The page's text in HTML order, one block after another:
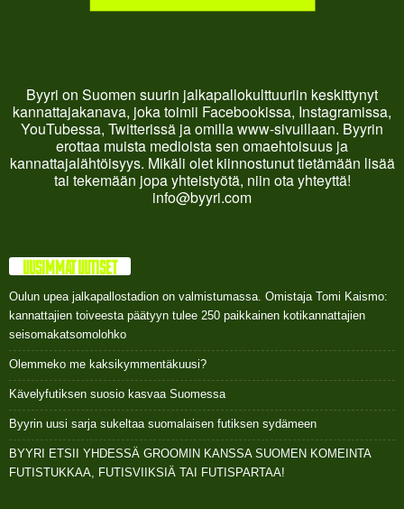
Byyri on Suomen suurin jalkapallokulttuuriin keskittynyt
kannattajakanava, joka toimii Facebookissa, Instagramissa,
YouTubessa, Twitterissä ja omilla www-sivuillaan. Byyrin
erottaa muista medioista sen omaehtoisuus ja
kannattajalähtöisyys. Mikäli olet kiinnostunut tietämään lisää
tai tekemään jopa yhteistyötä, niin ota yhteyttä!
info@byyri.com
UUSIMMAT UUTISET
Oulun upea jalkapallostadion on valmistumassa. Omistaja Tomi Kaismo:
kannattajien toiveesta päätyyn tulee 250 paikkainen kotikannattajien
seisomakatsomolohko
Olemmeko me kaksikymmentäkuusi?
Kävelyfutiksen suosio kasvaa Suomessa
Byyrin uusi sarja sukeltaa suomalaisen futiksen sydämeen
BYYRI ETSII YHDESSÄ GROOMIN KANSSA SUOMEN KOMEINTA
FUTISTUKKAA, FUTISVIIKSIÄ TAI FUTISPARTAA!